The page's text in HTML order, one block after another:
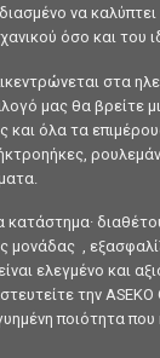
να
όσο και του
στα
μας θα βρείτε
και όλα τα
κατάστημα·
μονάδας ,
ελεγμένο και
την ASEKO
ποιότητα